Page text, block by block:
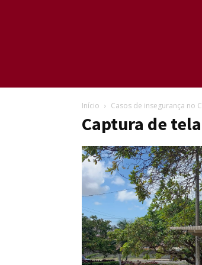
Início Casos de insegurança no
Captura de